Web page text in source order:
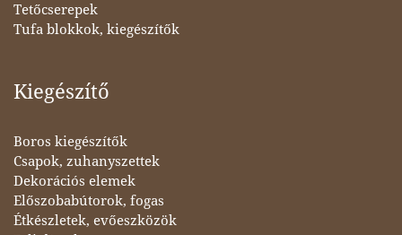
Tetőcserepek
Tufa blokkok, kiegészítők
Kiegészítő
Boros kiegészítők
Csapok, zuhanyszettek
Dekorációs elemek
Előszobabútorok, fogas
Étkészletek, evőeszközök